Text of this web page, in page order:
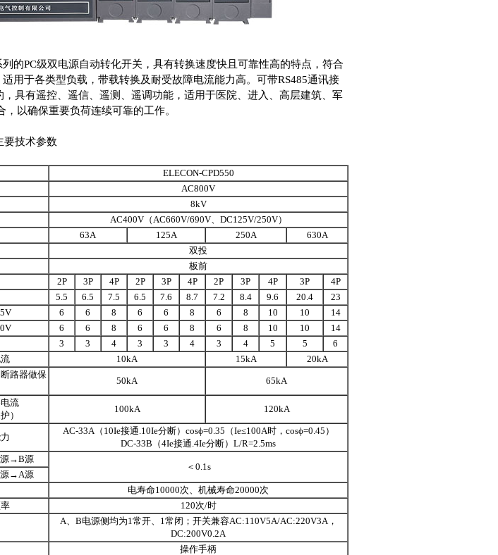
的PC级双电源自动转化开关，具有转换速度快且可靠性高的特点，符合
用于各类型负载，带载转换及耐受故障电流能力高。可带RS485通讯接
，具有遥控、遥信、遥测、遥调功能，适用于医院、进入、高层建筑、军
以确保重要负荷连续可靠的工作。
要技术参数
ELECON-CPD550
AC800V
8kV
AC400V（AC660V/690V、DC125V/250V）
63A 125A 250A
630A
双投
板前
2P 3P 4P 2P 3P 4P 2P 3P 4P 3P
4P
5.5 6.5 7.5 6.5 7.6 8.7 7.2 8.4 9.6 20.4 23
6 6 8 6 6 8 6 8 10 10
14
6 6 8 6 6 8 6 8 10 10
14
3 3 4 3 3 4 3 4 5 5 6
10kA 15kA
20kA
路器做保
50kA 65kA
流
）
100kA 120kA
AC-33A（10Ie接通.10Ie分断）cosϕ=0.35（Ie≤100A时，cosϕ=0.45）
DC-33B（4Ie接通.4Ie分断）L/R=2.5ms
→B源
＜0.1s
→A源
电寿命10000次、机械寿命20000次
120次/时
A、B电源侧均为1常开、1常闭；开关兼容AC:110V5A/AC:220V3A，
DC:200V0.2A
操作手柄